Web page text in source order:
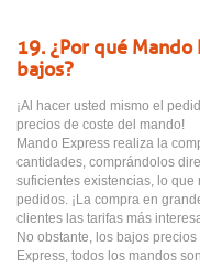
19. ¿Por qué
bajos?
¡Al hacer usted mismo el
precios de coste del mando!
Mando Express realiza la
cantidades, comprándolos
suficientes existencias, lo
pedidos. ¡La compra en
clientes las tarifas más
No obstante, los bajos
Express, todos los mandos